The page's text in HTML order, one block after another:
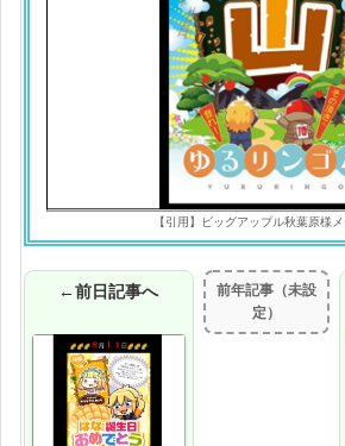
【引用】ビッグアップル秋葉原様
←前日記事へ
前年記事（未設
定）